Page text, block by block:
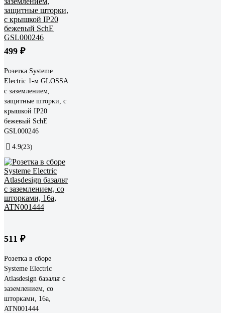
499 ₽
Розетка Systeme
Electric 1-м GLOSSA
с заземлением,
защитные шторки, с
крышкой IP20
бежевый SchE
GSL000246
4.9(23)
511 ₽
Розетка в сборе
Systeme Electric
Atlasdesign базальт с
заземлением, со
шторками, 16а,
ATN001444